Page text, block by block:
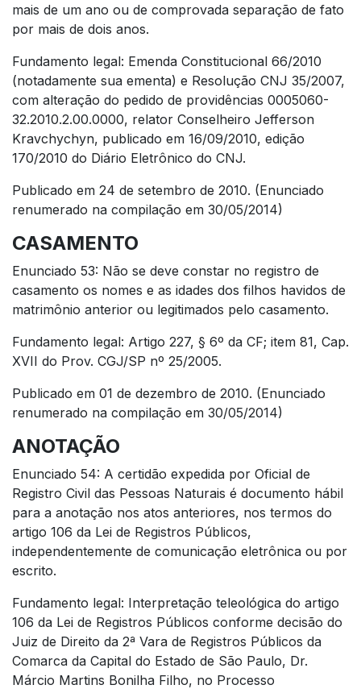
mais de um ano ou de comprovada separação de fato
por mais de dois anos.
Fundamento legal: Emenda Constitucional 66/2010
(notadamente sua ementa) e Resolução CNJ 35/2007,
com alteração do pedido de providências 0005060-
32.2010.2.00.0000, relator Conselheiro Jefferson
Kravchychyn, publicado em 16/09/2010, edição
170/2010 do Diário Eletrônico do CNJ.
Publicado em 24 de setembro de 2010. (Enunciado
renumerado na compilação em 30/05/2014)
CASAMENTO
Enunciado 53: Não se deve constar no registro de
casamento os nomes e as idades dos filhos havidos de
matrimônio anterior ou legitimados pelo casamento.
Fundamento legal: Artigo 227, § 6º da CF; item 81, Cap.
XVII do Prov. CGJ/SP nº 25/2005.
Publicado em 01 de dezembro de 2010. (Enunciado
renumerado na compilação em 30/05/2014)
ANOTAÇÃO
Enunciado 54: A certidão expedida por Oficial de
Registro Civil das Pessoas Naturais é documento hábil
para a anotação nos atos anteriores, nos termos do
artigo 106 da Lei de Registros Públicos,
independentemente de comunicação eletrônica ou por
escrito.
Fundamento legal: Interpretação teleológica do artigo
106 da Lei de Registros Públicos conforme decisão do
Juiz de Direito da 2ª Vara de Registros Públicos da
Comarca da Capital do Estado de São Paulo, Dr.
Márcio Martins Bonilha Filho, no Processo